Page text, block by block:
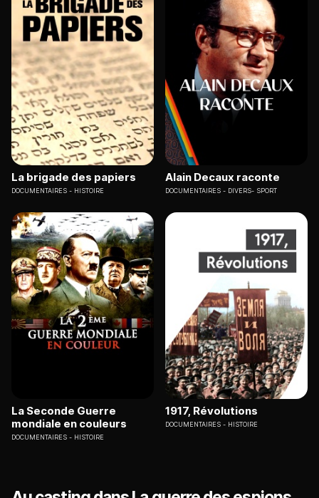
La brigade des papiers
DOCUMENTAIRES HISTOIRE
Alain Decaux raconte
DOCUMENTAIRES DIVERS- SPORT
La Seconde Guerre
mondiale en couleurs
DOCUMENTAIRES HISTOIRE
1917, Révolutions
DOCUMENTAIRES HISTOIRE